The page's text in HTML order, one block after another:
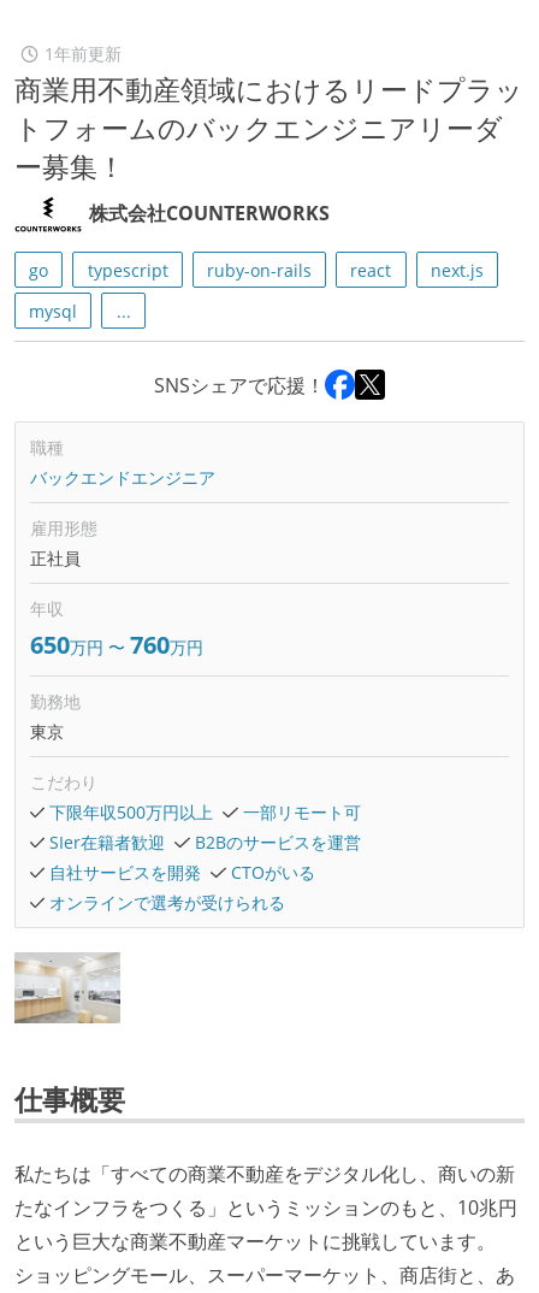
1年前更新
商業用不動産領域におけるリードプラッ
トフォームのバックエンジニアリーダ
ー募集！
株式会社COUNTERWORKS
go typescript ruby-on-rails react
next.js
mysql
...
SNSシェアで応援！
職種
バックエンドエンジニア
雇用形態
正社員
年収
650万円 〜 760万円
勤務地
東京
こだわり
下限年収500万円以上
一部リモート可
SIer在籍者歓迎
B2Bのサービスを運営
自社サービスを開発
CTOがいる
オンラインで選考が受けられる
仕事概要
私たちは「すべての商業不動産をデジタル化し、商いの新
たなインフラをつくる」というミッションのもと、10兆円
という巨大な商業不動産マーケットに挑戦しています。
ショッピングモール、スーパーマーケット、商店街と、あ